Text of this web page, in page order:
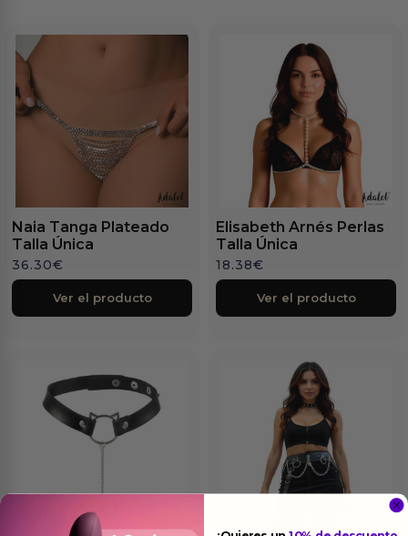
Naia Tanga Plateado
Talla Única
36.30€
Ver el producto
Elisabeth Arnés Perlas
Talla Única
18.38€
Ver el producto